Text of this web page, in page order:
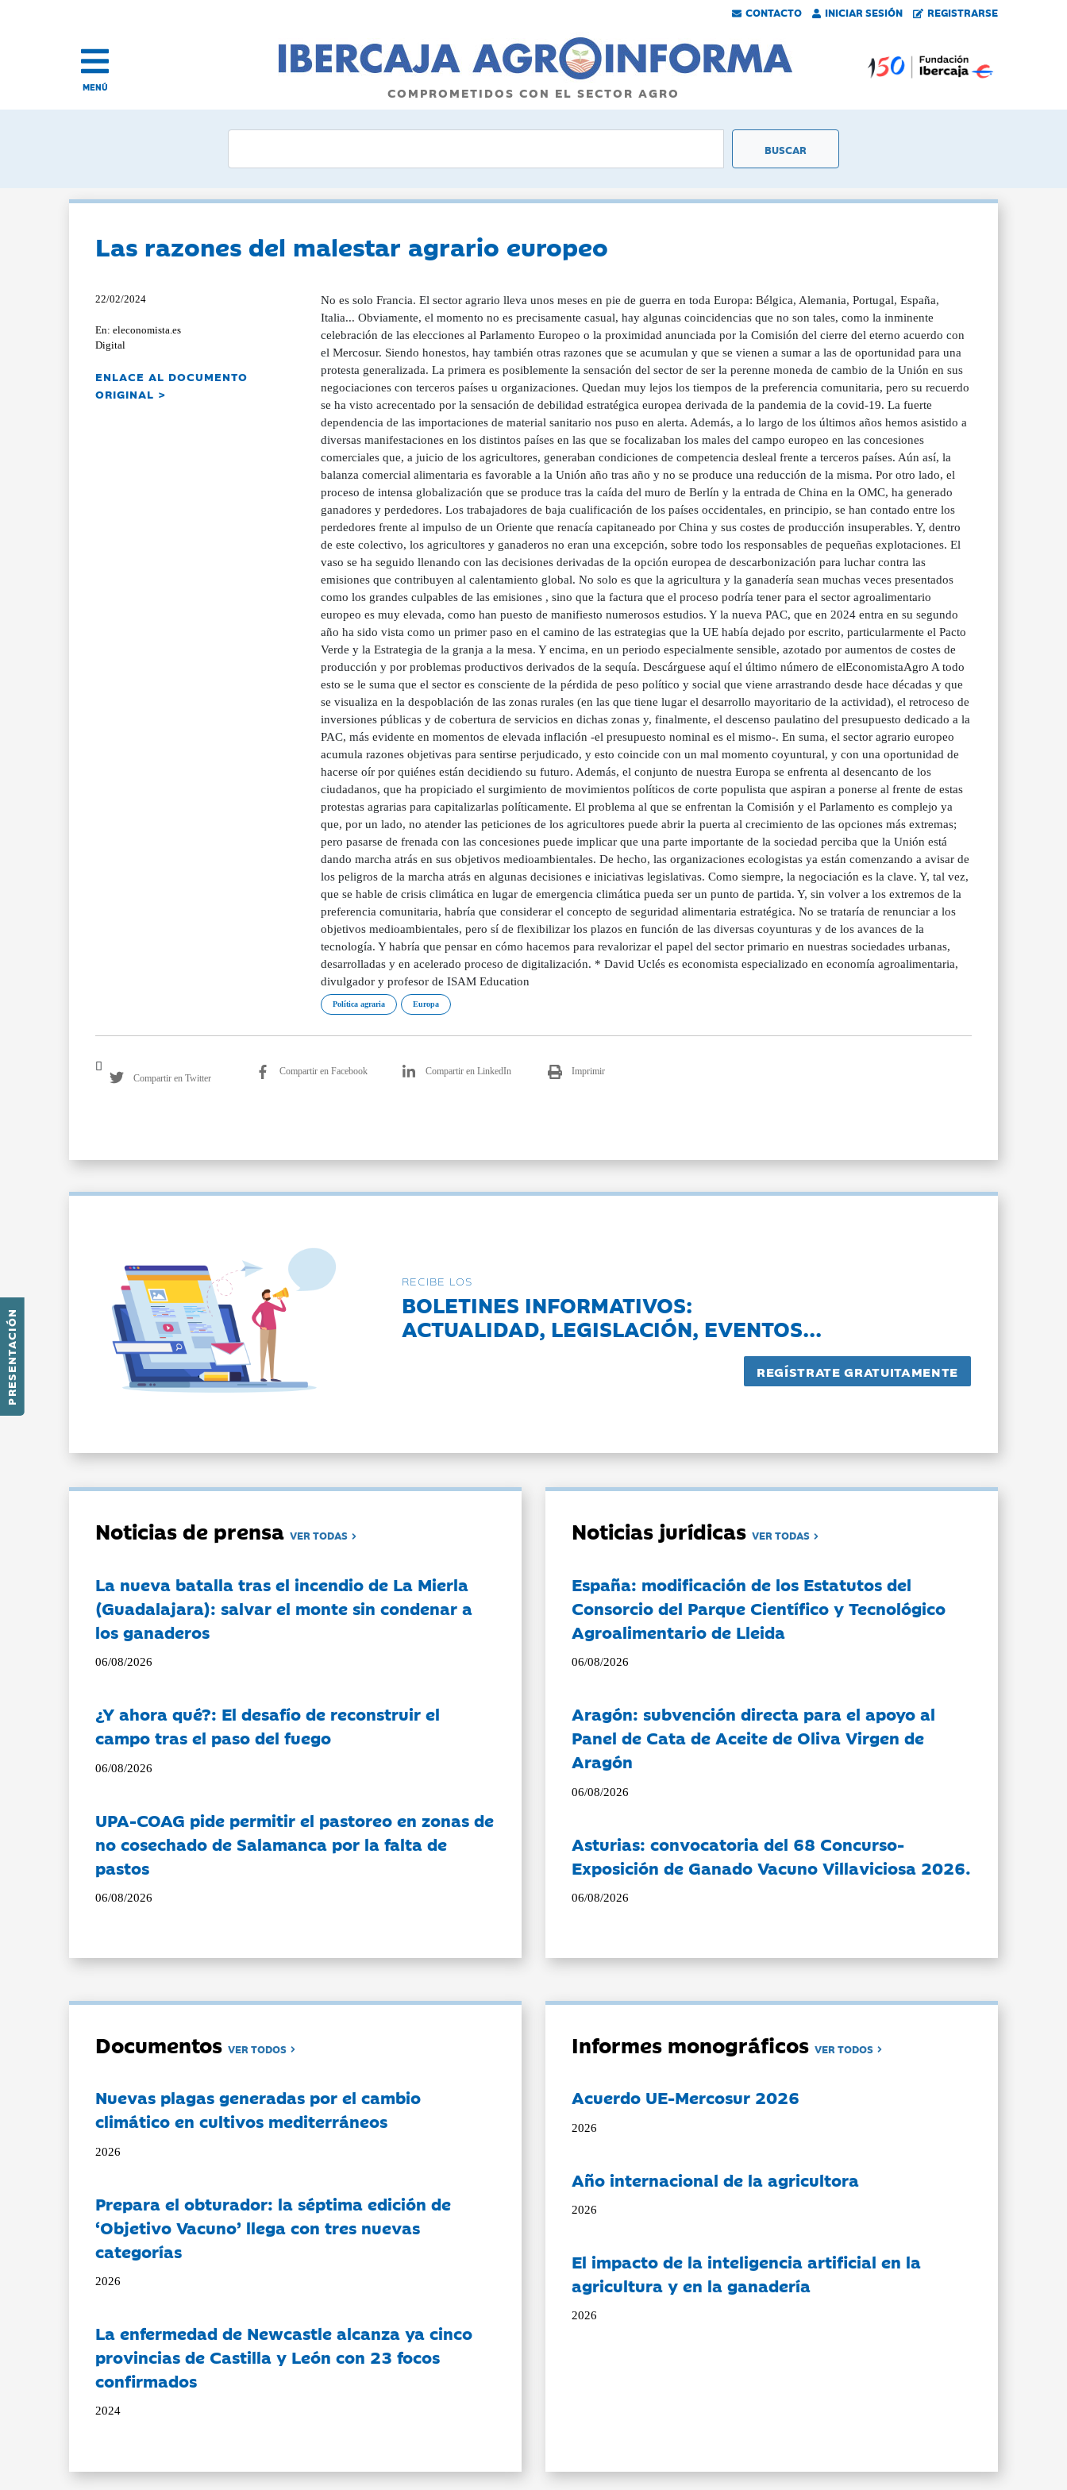
CONTACTO INICIAR SESIÓN REGISTRARSE
PRESENTACIÓN
MENÚ COMPROMETIDOS CON EL SECTOR AGRO
Las razones del malestar agrario europeo
22/02/2024
En: eleconomista.es
Digital
ENLACE AL DOCUMENTO
ORIGINAL >
No es solo Francia. El sector agrario lleva unos meses en pie de guerra en toda Europa: Bélgica, Alemania, Portugal, España,
Italia... Obviamente, el momento no es precisamente casual, hay algunas coincidencias que no son tales, como la inminente
celebración de las elecciones al Parlamento Europeo o la proximidad anunciada por la Comisión del cierre del eterno acuerdo con
el Mercosur. Siendo honestos, hay también otras razones que se acumulan y que se vienen a sumar a las de oportunidad para una
protesta generalizada. La primera es posiblemente la sensación del sector de ser la perenne moneda de cambio de la Unión en sus
negociaciones con terceros países u organizaciones. Quedan muy lejos los tiempos de la preferencia comunitaria, pero su recuerdo
se ha visto acrecentado por la sensación de debilidad estratégica europea derivada de la pandemia de la covid-19. La fuerte
dependencia de las importaciones de material sanitario nos puso en alerta. Además, a lo largo de los últimos años hemos asistido a
diversas manifestaciones en los distintos países en las que se focalizaban los males del campo europeo en las concesiones
comerciales que, a juicio de los agricultores, generaban condiciones de competencia desleal frente a terceros países. Aún así, la
balanza comercial alimentaria es favorable a la Unión año tras año y no se produce una reducción de la misma. Por otro lado, el
proceso de intensa globalización que se produce tras la caída del muro de Berlín y la entrada de China en la OMC, ha generado
ganadores y perdedores. Los trabajadores de baja cualificación de los países occidentales, en principio, se han contado entre los
perdedores frente al impulso de un Oriente que renacía capitaneado por China y sus costes de producción insuperables. Y, dentro
de este colectivo, los agricultores y ganaderos no eran una excepción, sobre todo los responsables de pequeñas explotaciones. El
vaso se ha seguido llenando con las decisiones derivadas de la opción europea de descarbonización para luchar contra las
emisiones que contribuyen al calentamiento global. No solo es que la agricultura y la ganadería sean muchas veces presentados
como los grandes culpables de las emisiones , sino que la factura que el proceso podría tener para el sector agroalimentario
europeo es muy elevada, como han puesto de manifiesto numerosos estudios. Y la nueva PAC, que en 2024 entra en su segundo
año ha sido vista como un primer paso en el camino de las estrategias que la UE había dejado por escrito, particularmente el Pacto
Verde y la Estrategia de la granja a la mesa. Y encima, en un periodo especialmente sensible, azotado por aumentos de costes de
producción y por problemas productivos derivados de la sequía. Descárguese aquí el último número de elEconomistaAgro A todo
esto se le suma que el sector es consciente de la pérdida de peso político y social que viene arrastrando desde hace décadas y que
se visualiza en la despoblación de las zonas rurales (en las que tiene lugar el desarrollo mayoritario de la actividad), el retroceso de
inversiones públicas y de cobertura de servicios en dichas zonas y, finalmente, el descenso paulatino del presupuesto dedicado a la
PAC, más evidente en momentos de elevada inflación -el presupuesto nominal es el mismo-. En suma, el sector agrario europeo
acumula razones objetivas para sentirse perjudicado, y esto coincide con un mal momento coyuntural, y con una oportunidad de
hacerse oír por quiénes están decidiendo su futuro. Además, el conjunto de nuestra Europa se enfrenta al desencanto de los
ciudadanos, que ha propiciado el surgimiento de movimientos políticos de corte populista que aspiran a ponerse al frente de estas
protestas agrarias para capitalizarlas políticamente. El problema al que se enfrentan la Comisión y el Parlamento es complejo ya
que, por un lado, no atender las peticiones de los agricultores puede abrir la puerta al crecimiento de las opciones más extremas;
pero pasarse de frenada con las concesiones puede implicar que una parte importante de la sociedad perciba que la Unión está
dando marcha atrás en sus objetivos medioambientales. De hecho, las organizaciones ecologistas ya están comenzando a avisar de
los peligros de la marcha atrás en algunas decisiones e iniciativas legislativas. Como siempre, la negociación es la clave. Y, tal vez,
que se hable de crisis climática en lugar de emergencia climática pueda ser un punto de partida. Y, sin volver a los extremos de la
preferencia comunitaria, habría que considerar el concepto de seguridad alimentaria estratégica. No se trataría de renunciar a los
objetivos medioambientales, pero sí de flexibilizar los plazos en función de las diversas coyunturas y de los avances de la
tecnología. Y habría que pensar en cómo hacemos para revalorizar el papel del sector primario en nuestras sociedades urbanas,
desarrolladas y en acelerado proceso de digitalización. * David Uclés es economista especializado en economía agroalimentaria,
divulgador y profesor de ISAM Education
Política agraria Europa
Compartir en Twitter
Compartir en Facebook Compartir en LinkedIn Imprimir
RECIBE LOS
BOLETINES INFORMATIVOS:
ACTUALIDAD, LEGISLACIÓN, EVENTOS...
Noticias de prensaVER TODAS
La nueva batalla tras el incendio de La Mierla
(Guadalajara): salvar el monte sin condenar a
los ganaderos
06/08/2026
¿Y ahora qué?: El desafío de reconstruir el
campo tras el paso del fuego
06/08/2026
UPA-COAG pide permitir el pastoreo en zonas de
no cosechado de Salamanca por la falta de
pastos
06/08/2026
Noticias jurídicasVER TODAS
España: modificación de los Estatutos del
Consorcio del Parque Científico y Tecnológico
Agroalimentario de Lleida
06/08/2026
Aragón: subvención directa para el apoyo al
Panel de Cata de Aceite de Oliva Virgen de
Aragón
06/08/2026
Asturias: convocatoria del 68 Concurso-
Exposición de Ganado Vacuno Villaviciosa 2026.
06/08/2026
DocumentosVER TODOS
Nuevas plagas generadas por el cambio
climático en cultivos mediterráneos
2026
Prepara el obturador: la séptima edición de
‘Objetivo Vacuno’ llega con tres nuevas
categorías
2026
La enfermedad de Newcastle alcanza ya cinco
provincias de Castilla y León con 23 focos
confirmados
2024
Informes monográficosVER TODOS
Acuerdo UE-Mercosur 2026
2026
Año internacional de la agricultora
2026
El impacto de la inteligencia artificial en la
agricultura y en la ganadería
2026